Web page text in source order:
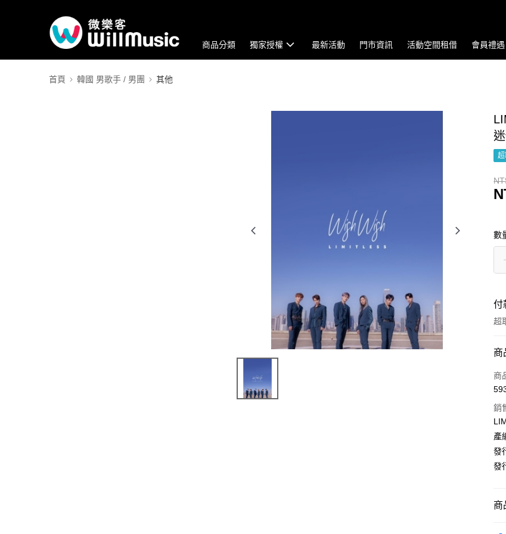
商品分類 獨家授權 最新活動 門市資訊 活動空間租借 會員禮遇
首頁 韓國 男歌手 / 男團 其他
數
付
超
信
街
悠
商
商
銷
產
發
發
商